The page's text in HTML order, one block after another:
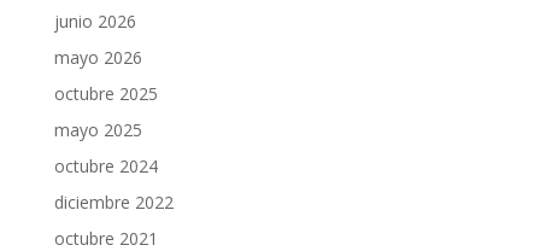
junio 2026
mayo 2026
octubre 2025
mayo 2025
octubre 2024
diciembre 2022
octubre 2021